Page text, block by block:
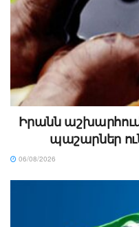
Իրանն
պաշարներ
06/08/2026